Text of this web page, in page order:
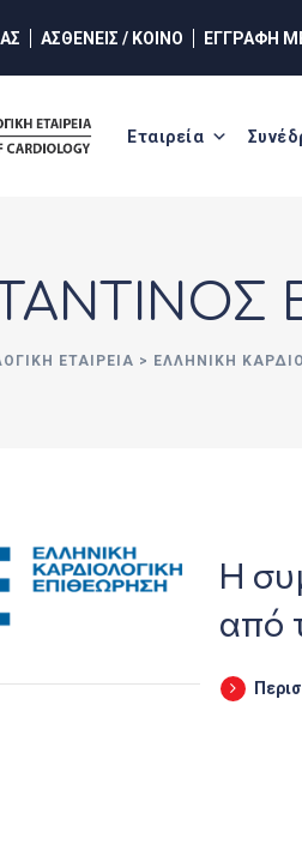
ΑΣΘΕΝΕΙΣ / ΚΟΙΝΟ ΕΓΓΡΑΦΗ
Εταιρεία
ΕΤΑΙΡΕΊΑ > ΕΛΛΗΝΙΚΗ
Η
από